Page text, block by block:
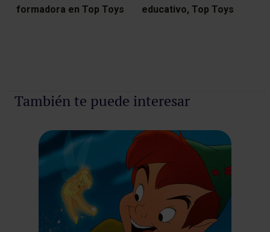
formadora en Top Toys
educativo, Top Toys
También te puede interesar